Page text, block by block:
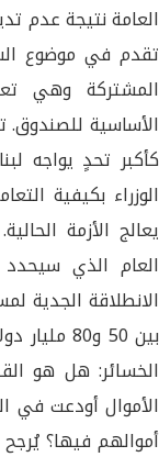
العامة نتيجة عدم
تقدم في موضوع
المشتركة وهي
الأساسية للصندوق.
كأكبر تحدٍ يواجه
الوزراء بكيفية
يعالج الأزمة
العام الذي
الانطلاقة الجدية
بين 50
الخسائر: هل هو
الأموال أودعت في
أموالهم فيها؟